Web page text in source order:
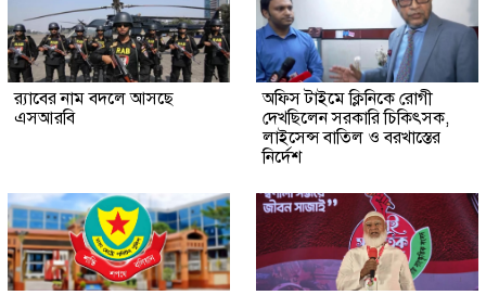
র‍্যাবের নাম বদলে আসছে
এসআরবি
অফিস টাইমে ক্লিনিকে রোগী
দেখছিলেন সরকারি চিকিৎসক,
লাইসেন্স বাতিল ও বরখাস্তের
নির্দেশ